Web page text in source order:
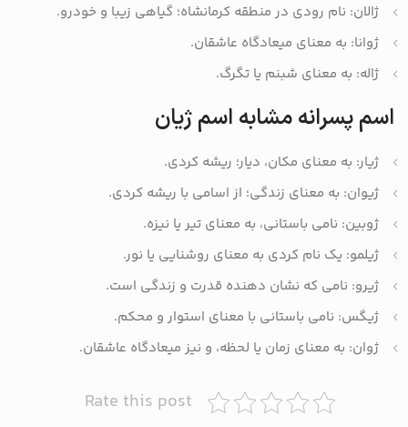
ژالان: نام رودی در منطقه کرمانشاه؛ گیاهی زیبا و خودرو.
ژوانا: به معنای میعادگاه عاشقان.
ژاله: به معنای شبنم یا تگرگ.
اسم پسرانه مشابه اسم ژیان
ژیار: به معنای مکان، دیار؛ ریشه کردی.
ژیوان: به معنای زندگی؛ از اسامی با ریشه کردی.
ژوبین: نامی باستانی، به معنای تیر یا نیزه.
ژیلمو: یک نام کردی به معنای روشنایی یا نور.
ژیرو: نامی که نشان دهنده قدرت و زندگی است.
ژیگس: نامی باستانی با معنای استوار و محکم.
ژوان: به معنای زمان یا لحظه، و نیز میعادگاه عاشقان.
Rate this post